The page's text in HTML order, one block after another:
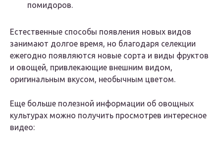
помидоров.
Естественные способы появления новых видов
занимают долгое время, но благодаря селекции
ежегодно появляются новые сорта и виды фруктов
и овощей, привлекающие внешним видом,
оригинальным вкусом, необычным цветом.
Еще больше полезной информации об овощных
культурах можно получить просмотрев интересное
видео: